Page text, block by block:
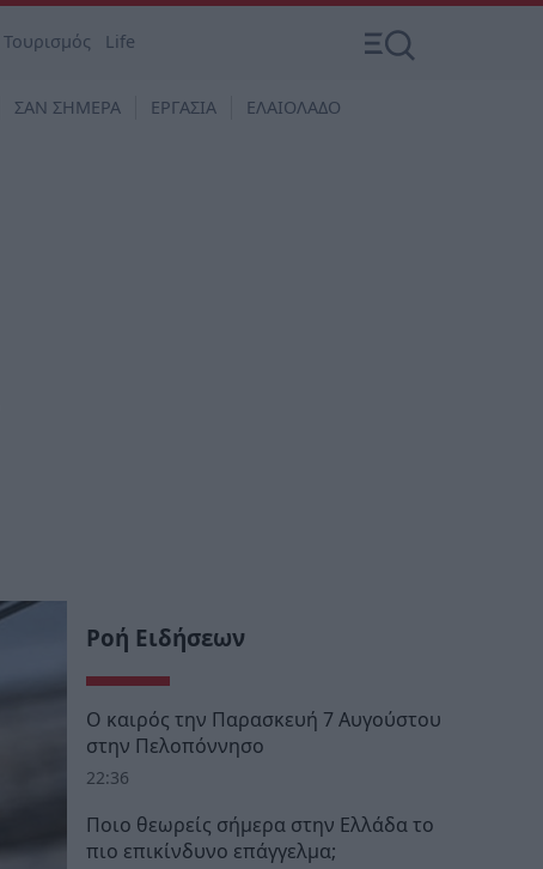
Τουρισμός Life
ΣΑΝ ΣΗΜΕΡΑ ΕΡΓΑΣΙΑ ΕΛΑΙΟΛΑΔΟ
Ροή Ειδήσεων
Ο καιρός την Παρασκευή 7 Αυγούστου
στην Πελοπόννησο
22:36
Ποιο θεωρείς σήμερα στην Ελλάδα το
πιο επικίνδυνο επάγγελμα;